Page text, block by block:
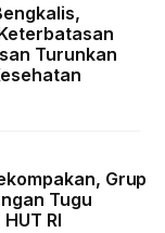
Turunkan
Grup
Tugu
RI